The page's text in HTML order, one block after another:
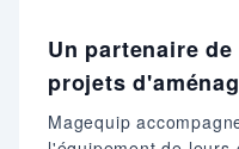
Un partenaire
projets
Magequip